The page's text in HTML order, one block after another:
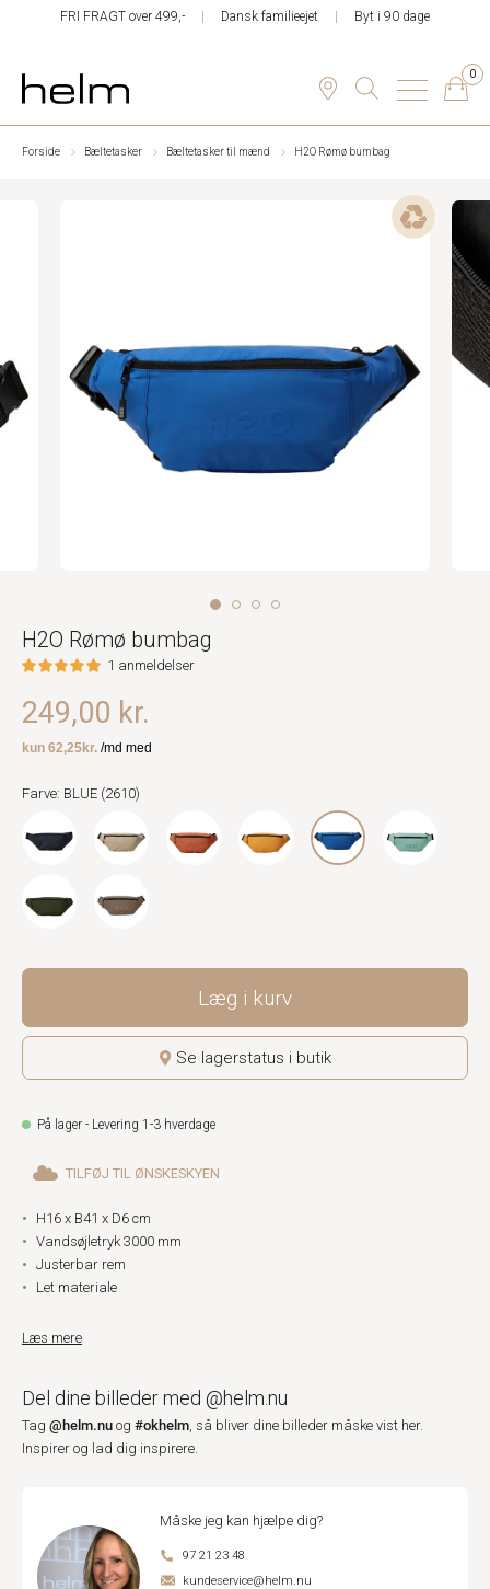
FRI FRAGT over 499,- Dansk familieejet Byt i 90 dage
0
Forside Bæltetasker Bæltetasker til mænd H2O Rømø bumbag
H2O Rømø bumbag
1 anmeldelser
249,00 kr.
Farve: BLUE (2610)
Læg i kurv
Se lagerstatus i butik
På lager - Levering 1-3 hverdage
TILFØJ TIL ØNSKESKYEN
H16 x B41 x D6 cm
Vandsøjletryk 3000 mm
Justerbar rem
Let materiale
Læs mere
Del dine billeder med @helm.nu
Tag @helm.nu og #okhelm, så bliver dine billeder måske vist her.
Inspirer og lad dig inspirere.
Måske jeg kan hjælpe dig?
97 21 23 48
kundeservice@helm.nu